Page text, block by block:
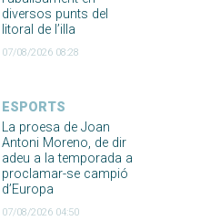
diversos punts del
litoral de l’illa
07/08/2026 08:28
ESPORTS
La proesa de Joan
Antoni Moreno, de dir
adeu a la temporada a
proclamar-se campió
d’Europa
07/08/2026 04:50